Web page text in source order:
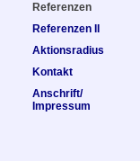
Referenzen
Referenzen II
Aktionsradius
Kontakt
Anschrift/
Impressum